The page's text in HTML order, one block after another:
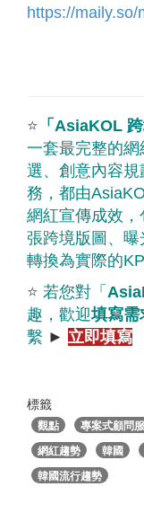
https://
⭐ 「 AsiaKOL
一套最完整的
選、創意內容
務，都由
網紅宣傳成效
張跨境版圖、
轉換為實際的
⭐ 若您對「
趣，歡迎填寫需
繫 ► 立即填寫
標籤
觀點 專案式顧問
網紅趨勢
韓國
韓國流行趨勢